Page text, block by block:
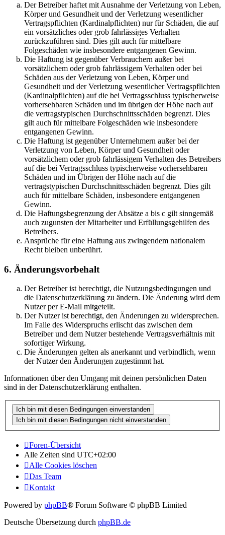
Der Betreiber haftet mit Ausnahme der Verletzung von Leben,
Körper und Gesundheit und der Verletzung wesentlicher
Vertragspflichten (Kardinalpflichten) nur für Schäden, die auf
ein vorsätzliches oder grob fahrlässiges Verhalten
zurückzuführen sind. Dies gilt auch für mittelbare
Folgeschäden wie insbesondere entgangenen Gewinn.
Die Haftung ist gegenüber Verbrauchern außer bei
vorsätzlichem oder grob fahrlässigem Verhalten oder bei
Schäden aus der Verletzung von Leben, Körper und
Gesundheit und der Verletzung wesentlicher Vertragspflichten
(Kardinalpflichten) auf die bei Vertragsschluss typischerweise
vorhersehbaren Schäden und im übrigen der Höhe nach auf
die vertragstypischen Durchschnittsschäden begrenzt. Dies
gilt auch für mittelbare Folgeschäden wie insbesondere
entgangenen Gewinn.
Die Haftung ist gegenüber Unternehmern außer bei der
Verletzung von Leben, Körper und Gesundheit oder
vorsätzlichem oder grob fahrlässigem Verhalten des Betreibers
auf die bei Vertragsschluss typischerweise vorhersehbaren
Schäden und im Übrigen der Höhe nach auf die
vertragstypischen Durchschnittsschäden begrenzt. Dies gilt
auch für mittelbare Schäden, insbesondere entgangenen
Gewinn.
Die Haftungsbegrenzung der Absätze a bis c gilt sinngemäß
auch zugunsten der Mitarbeiter und Erfüllungsgehilfen des
Betreibers.
Ansprüche für eine Haftung aus zwingendem nationalem
Recht bleiben unberührt.
6. Änderungsvorbehalt
Der Betreiber ist berechtigt, die Nutzungsbedingungen und
die Datenschutzerklärung zu ändern. Die Änderung wird dem
Nutzer per E-Mail mitgeteilt.
Der Nutzer ist berechtigt, den Änderungen zu widersprechen.
Im Falle des Widerspruchs erlischt das zwischen dem
Betreiber und dem Nutzer bestehende Vertragsverhältnis mit
sofortiger Wirkung.
Die Änderungen gelten als anerkannt und verbindlich, wenn
der Nutzer den Änderungen zugestimmt hat.
Informationen über den Umgang mit deinen persönlichen Daten
sind in der Datenschutzerklärung enthalten.
Foren-Übersicht
Alle Zeiten sind UTC+02:00
Alle Cookies löschen
Das Team
Kontakt
Powered by phpBB® Forum Software © phpBB Limited
Deutsche Übersetzung durch phpBB.de